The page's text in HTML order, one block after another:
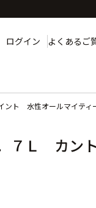
ログイン よくあるご
ント 水性オールマイテ
７Ｌ カント